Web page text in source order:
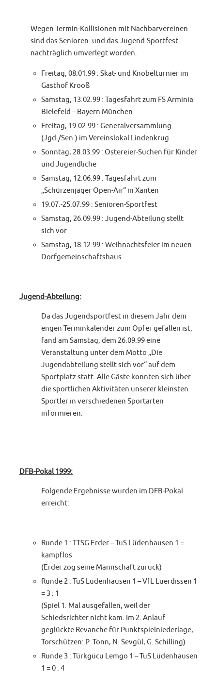
Wegen Termin-Kollisionen mit Nachbarvereinen
sind das Senioren- und das Jugend-Sportfest
nachträglich umverlegt worden.
Freitag, 08.01.99 : Skat- und Knobelturnier im
Gasthof Krooß
Samstag, 13.02.99 : Tagesfahrt zum FS Arminia
Bielefeld – Bayern München
Freitag, 19.02.99 : Generalversammlung
(Jgd./Sen.) im Vereinslokal Lindenkrug
Sonntag, 28.03.99 : Ostereier-Suchen für Kinder
und Jugendliche
Samstag, 12.06.99 : Tagesfahrt zum
„Schürzenjäger Open-Air“ in Xanten
19.07.-25.07.99 : Senioren-Sportfest
Samstag, 26.09.99 : Jugend-Abteilung stellt
sich vor
Samstag, 18.12.99 : Weihnachtsfeier im neuen
Dorfgemeinschaftshaus
Jugend-Abteilung:
Da das Jugendsportfest in diesem Jahr dem
engen Terminkalender zum Opfer gefallen ist,
fand am Samstag, dem 26.09.99 eine
Veranstaltung unter dem Motto „Die
Jugendabteilung stellt sich vor“ auf dem
Sportplatz statt. Alle Gäste konnten sich über
die sportlichen Aktivitäten unserer kleinsten
Sportler in verschiedenen Sportarten
informieren.
DFB-Pokal 1999:
Folgende Ergebnisse wurden im DFB-Pokal
erreicht:
Runde 1 : TTSG Erder – TuS Lüdenhausen 1 =
kampflos
(Erder zog seine Mannschaft zurück)
Runde 2 : TuS Lüdenhausen 1 – VfL Lüerdissen 1
= 3 : 1
(Spiel 1. Mal ausgefallen, weil der
Schiedsrichter nicht kam. Im 2. Anlauf
geglückte Revanche für Punktspielniederlage,
Torschützen: P. Tonn, N. Sevgül, G. Schilling)
Runde 3 : Türkgücu Lemgo 1 – TuS Lüdenhausen
1 = 0 : 4